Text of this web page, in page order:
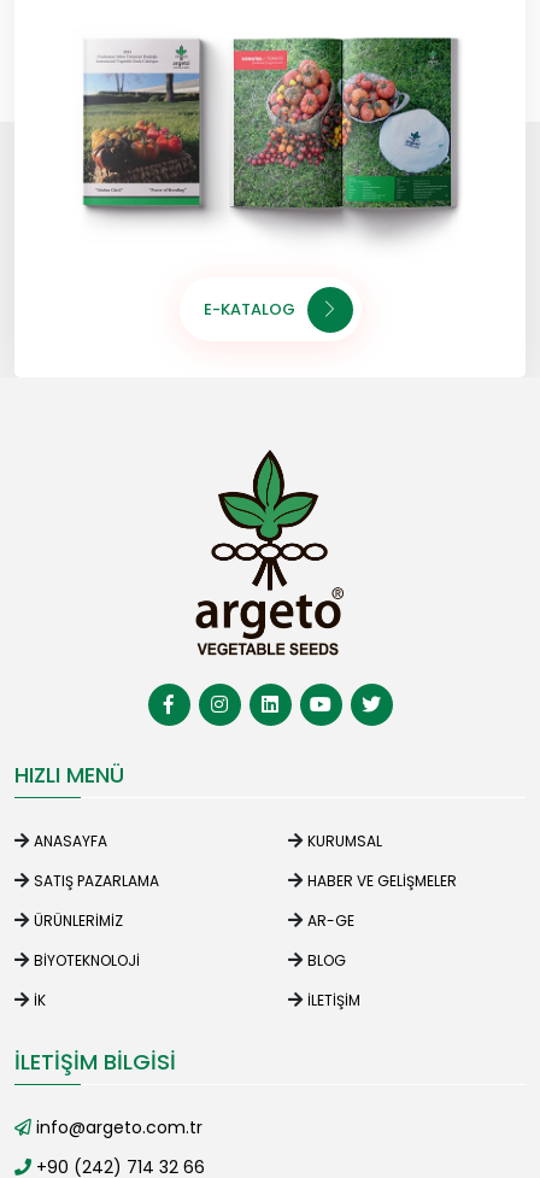
E-KATALOG
HIZLI MENÜ
ANASAYFA
KURUMSAL
SATIŞ PAZARLAMA
HABER VE GELIŞMELER
ÜRÜNLERIMIZ
AR-GE
BIYOTEKNOLOJI
BLOG
İK
İLETIŞIM
İLETIŞIM BILGISI
info@argeto.com.tr
+90 (242) 714 32 66